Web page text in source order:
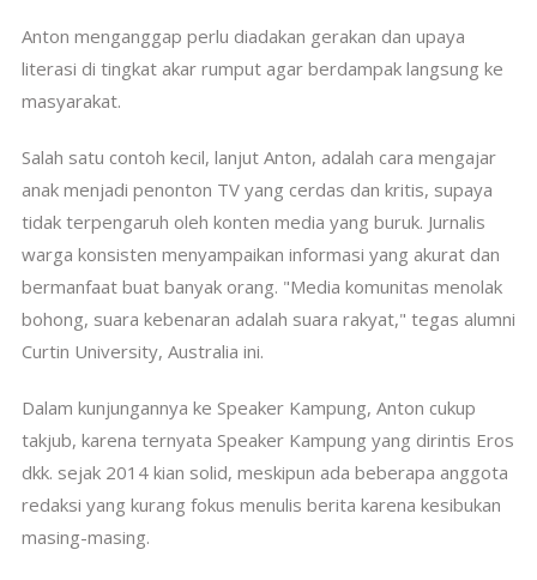
Anton menganggap perlu diadakan gerakan dan upaya
literasi di tingkat akar rumput agar berdampak langsung ke
masyarakat.
Salah satu contoh kecil, lanjut Anton, adalah cara mengajar
anak menjadi penonton TV yang cerdas dan kritis, supaya
tidak terpengaruh oleh konten media yang buruk. Jurnalis
warga konsisten menyampaikan informasi yang akurat dan
bermanfaat buat banyak orang. "Media komunitas menolak
bohong, suara kebenaran adalah suara rakyat," tegas alumni
Curtin University, Australia ini.
Dalam kunjungannya ke Speaker Kampung, Anton cukup
takjub, karena ternyata Speaker Kampung yang dirintis Eros
dkk. sejak 2014 kian solid, meskipun ada beberapa anggota
redaksi yang kurang fokus menulis berita karena kesibukan
masing-masing.